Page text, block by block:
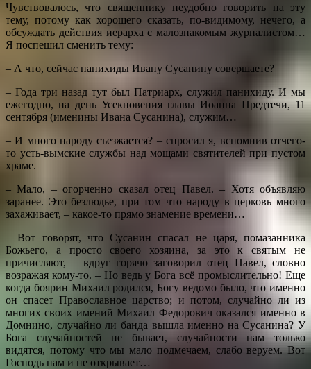
Чувствовалось, что священнику неудобно говорить на эту
тему, потому как хорошего сказать, по-видимому, нечего, а
обсуждать действия иерарха с малознакомым журналистом…
Я поспешил сменить тему:
– А что, сейчас панихиды Ивану Сусанину совершаете?
– Года три назад тут был Патриарх, служил панихиду. И мы
ежегодно, на день Усекновения главы Иоанна Предтечи, 11
сентября (именины Ивана Сусанина), служим…
– И много народу съезжается? – спросил я, вспомнив отчего-
то усть-вымские службы над мощами святителей при пустом
храме.
– Мало, – огорченно сказал отец Павел. – Хотя объявляю
заранее. Это безлюдье, при том что народу в церковь много
захаживает, – какое-то прямо знамение времени…
– Вот говорят, что Сусанин спасал не царя, помазанника
Божьего, а просто своего хозяина, за это к святым не
причисляют, – вдруг горячо заговорил отец Павел, словно
возражая кому-то. – Но ведь у Бога всё промыслительно! Еще
когда боярин Михаил родился, Богу ведомо было, что именно
он спасет Православное царство; и потом, случайно ли из
многих своих имений Михаил Федорович оказался именно в
Домнино, случайно ли банда вышла именно на Сусанина? У
Бога случайностей не бывает, случайности нам только
видятся, потому что мы мало подмечаем, слабо веруем. Вот
Господь нам и не открывает…